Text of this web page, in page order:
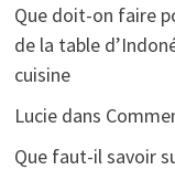
Que doit-on faire
de la table
cuisine
Luciedans
Que faut-il savoir